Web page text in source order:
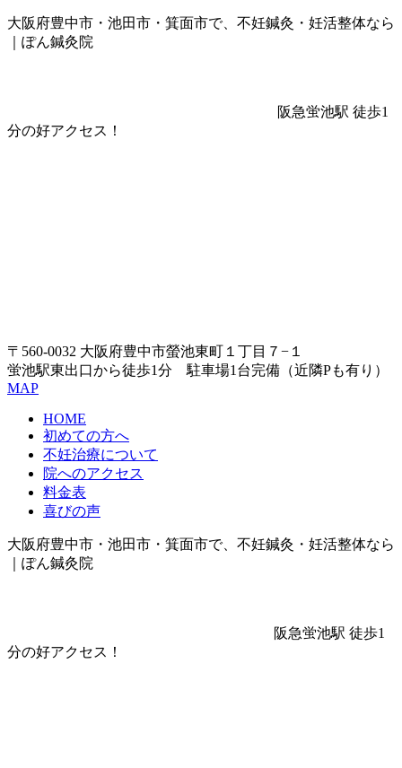
大阪府豊中市・池田市・箕面市で、不妊鍼灸・妊活整体なら
｜ぽん鍼灸院
阪急蛍池駅 徒歩1
分の好アクセス！
〒560-0032 大阪府豊中市螢池東町１丁目７−１
蛍池駅東出口から徒歩1分 駐車場1台完備（近隣Pも有り）
MAP
HOME
初めての方へ
不妊治療について
院へのアクセス
料金表
喜びの声
大阪府豊中市・池田市・箕面市で、不妊鍼灸・妊活整体なら
｜ぽん鍼灸院
阪急蛍池駅 徒歩1
分の好アクセス！